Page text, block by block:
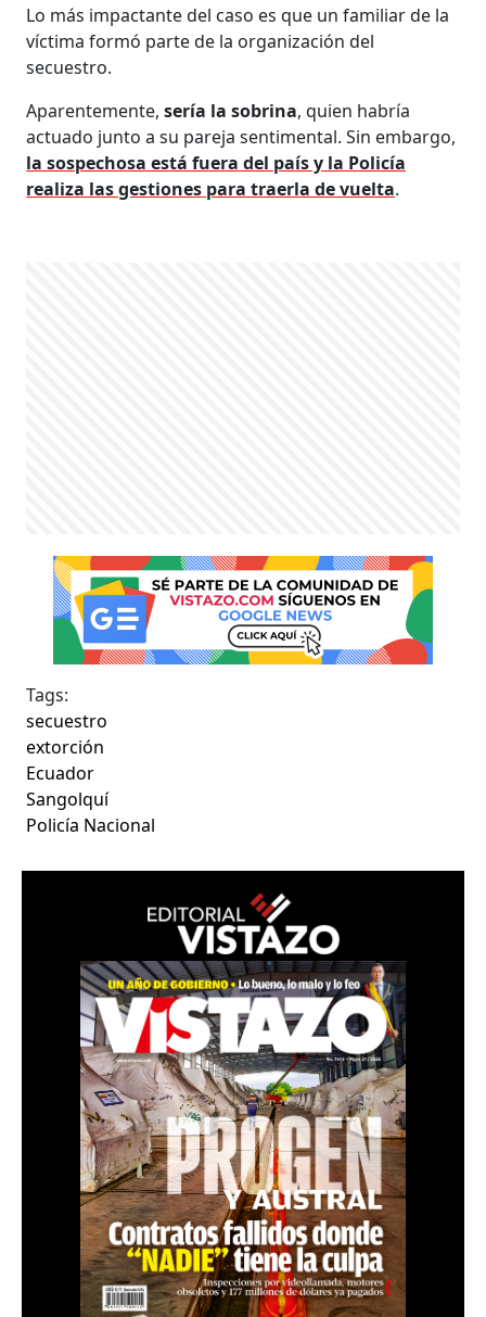
Lo más impactante del caso es que un familiar de la
víctima formó parte de la organización del
secuestro.
Aparentemente,sería la sobrina, quien habría
actuado junto a su pareja sentimental. Sin embargo,
la sospechosa está fuera del país y la Policía
realiza las gestiones para traerla de vuelta.
Tags:
secuestro
extorción
Ecuador
Sangolquí
Policía Nacional